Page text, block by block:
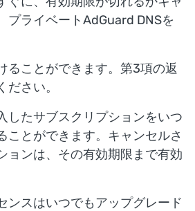
プライベートAdGuard DNSを
ることができます。第3項の返
さい。
したサブスクリプションをいつ
ことができます。キャンセルさ
ョンは、その有効期限まで有効
ンスはいつでもアップグレード